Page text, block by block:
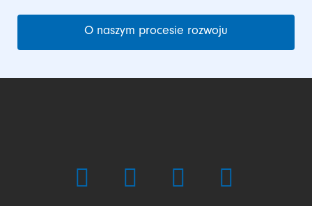
O naszym procesie rozwoju